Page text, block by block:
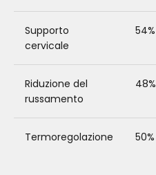
Supporto
cervicale
54%
Riduzione del
russamento
48%
Termoregolazione 50%